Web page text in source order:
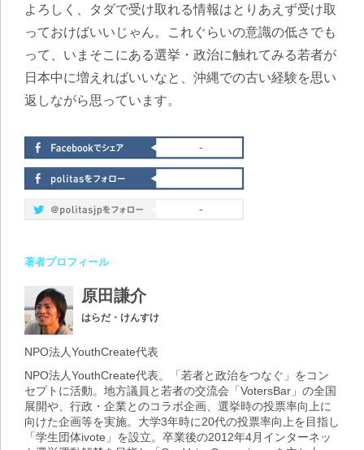
よろしく、タダで受け取れる情報はとりあえず受け取
っておけばいいじゃん。これぐらいの意識の低さでも
って、いまそこにある選挙・政治に触れてみる若者が
日本中に増えればいいなと、沖縄での古い経験を思い
返しながら思っています。
-
-
著者プロフィール
原田謙介
はらだ・けんすけ
NPO法人YouthCreate代表
NPO法人YouthCreate代表。「若者と政治をつなぐ」をコン
セプトに活動。地方議員と若者の交流会「VotersBar」の全国
展開や、行政・企業とのコラボ企画、選挙時の投票率向上に
向けた企画等を実施。大学3年時に20代の投票率向上を目指し
「学生団体ivote」を設立。卒業後の2012年4月インターネッ